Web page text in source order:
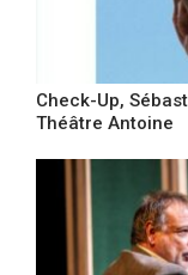
Check-Up,
Théâtre Antoine